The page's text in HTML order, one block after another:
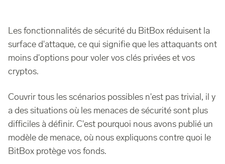
Les fonctionnalités de sécurité du BitBox réduisent la
surface d'attaque, ce qui signifie que les attaquants ont
moins d'options pour voler vos clés privées et vos
cryptos.
Couvrir tous les scénarios possibles n'est pas trivial, il y
a des situations où les menaces de sécurité sont plus
difficiles à définir. C'est pourquoi nous avons publié un
modèle de menace, où nous expliquons contre quoi le
BitBox protège vos fonds.